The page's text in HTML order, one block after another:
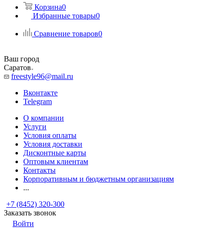
Корзина0
Избранные товары0
Сравнение товаров0
Ваш город
Саратов
freestyle96@mail.ru
Вконтакте
Telegram
О компании
Услуги
Условия оплаты
Условия доставки
Дисконтные карты
Оптовым клиентам
Контакты
Корпоративным и бюджетным организациям
...
+7 (8452) 320-300
Заказать звонок
Войти